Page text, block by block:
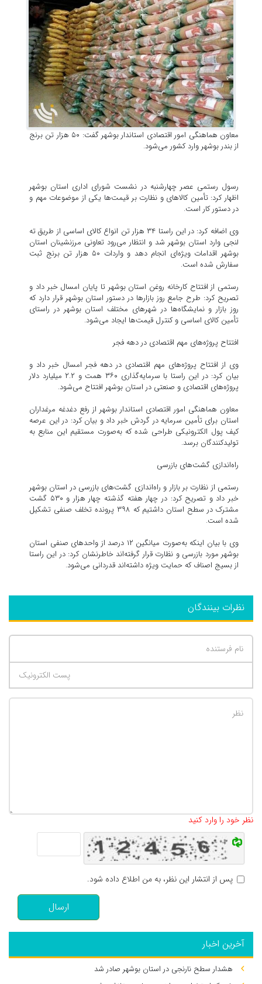
معاون هماهنگی امور اقتصادی استاندار بوشهر گفت: ۵۰ هزار تن برنج
از بندر بوشهر وارد کشور می‌شود.
رسول رستمی عصر چهارشنبه در نشست شورای اداری استان بوشهر
اظهار کرد: تأمین کالاهای و نظارت بر قیمت‌ها یکی از موضوعات مهم و
در دستور کار است.
وی اضافه کرد: در این راستا ۳۴ هزار تن انواع کالای اساسی از طریق ته
لنجی وارد استان بوشهر شد و انتظار می‌رود تعاونی مرزنشینان استان
بوشهر اقدامات ویژه‌ای انجام دهد و واردات ۵۰ هزار تن برنج ثبت
سفارش شده است.
رستمی از افتتاح کارخانه روغن استان بوشهر تا پایان امسال خبر داد و
تصریح کرد: طرح جامع روز بازارها در دستور استان بوشهر قرار دارد که
روز بازار و نمایشگاه‌ها در شهرهای مختلف استان بوشهر در راستای
تأمین کالای اساسی و کنترل قیمت‌ها ایجاد می‌شود.
افتتاح پروژه‌های مهم اقتصادی در دهه فجر
وی از افتتاح پروژه‌های مهم اقتصادی در دهه فجر امسال خبر داد و
بیان کرد: در این راستا با سرمایه‌گذاری ۳۶۰ همت و ۲.۲ میلیارد دلار
پروژه‌های اقتصادی و صنعتی در استان بوشهر افتتاح می‌شود.
معاون هماهنگی امور اقتصادی استاندار بوشهر از رفع دغدغه مرغداران
استان برای تأمین سرمایه در گردش خبر داد و بیان کرد: در این عرصه
کیف پول الکترونیکی طراحی شده که به‌صورت مستقیم این منابع به
تولیدکنندگان برسد.
راه‌اندازی گشت‌های بازرسی
رستمی از نظارت بر بازار و راه‌اندازی گشت‌های بازرسی در استان بوشهر
خبر داد و تصریح کرد: در چهار هفته گذشته چهار هزار و ۵۳۰ گشت
مشترک در سطح استان داشتیم که ۳۹۸ پرونده تخلف صنفی تشکیل
شده است.
وی با بیان اینکه به‌صورت میانگین ۱۲ درصد از واحدهای صنفی استان
بوشهر مورد بازرسی و نظارت قرار گرفته‌اند خاطرنشان کرد: در این راستا
از بسیج اصناف که حمایت ویژه داشته‌اند قدردانی می‌شود.
نظرات بینندگان
نظر خود را وارد کنید
پس از انتشار این نظر، به من اطلاع داده شود.
ارسال
آخرین اخبار
هشدار سطح نارنجی در استان بوشهر صادر شد